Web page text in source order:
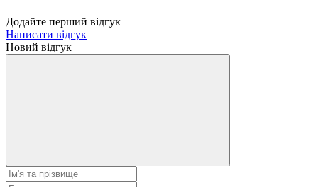
Додайте перший відгук
Написати відгук
Новий відгук